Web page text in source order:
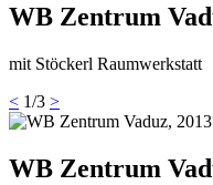
WB Zentrum
mit Stöckerl Raumwerkstatt
< 1/3 >
WB Zentrum